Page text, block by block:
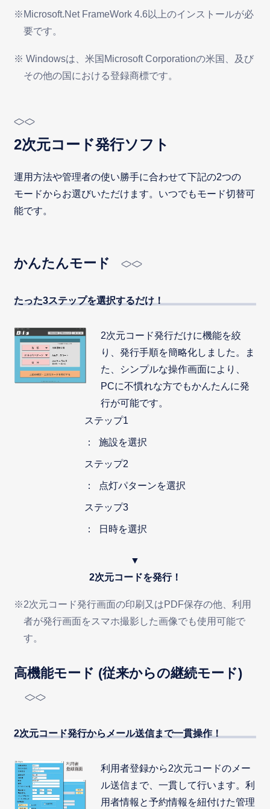
※Microsoft.Net FrameWork 4.6以上のインストールが必
要です。
※ Windowsは、米国Microsoft Corporationの米国、及び
その他の国における登録商標です。
2次元コード発行ソフト
運用方法や管理者の使い勝手に合わせて下記の2つの
モードからお選びいただけます。いつでもモード切替可
能です。
かんたんモード
たった3ステップを選択するだけ！
2次元コード発行だけに機能を絞
り、発行手順を簡略化しました。ま
た、シンプルな操作画面により、
PCに不慣れな方でもかんたんに発
行が可能です。
ステップ1
施設を選択
ステップ2
点灯パターンを選択
ステップ3
日時を選択
▼
2次元コードを発行！
※2次元コード発行画面の印刷又はPDF保存の他、利用
者が発行画面をスマホ撮影した画像でも使用可能で
す。
高機能モード (従来からの継続モード)
2次元コード発行からメール送信まで一貫操作！
利用者登録から2次元コードのメー
ル送信まで、一貫して行います。利
用者情報と予約情報を紐付けた管理